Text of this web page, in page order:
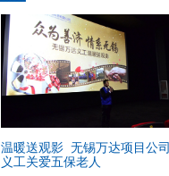
温暖送观影 无锡万达项目公司
义工关爱五保老人